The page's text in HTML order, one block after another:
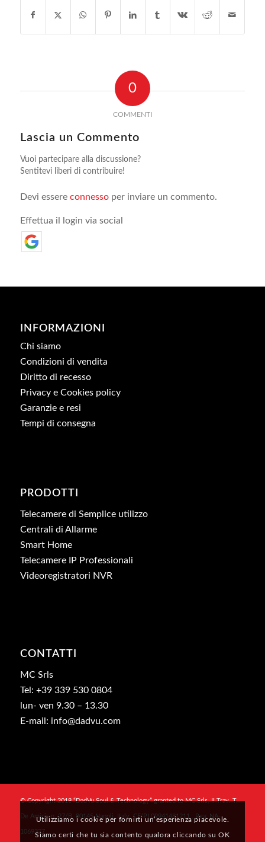
0
COMMENTI
Lascia un Commento
Vuoi partecipare alla discussione?
Sentitevi liberi di contribuire!
Devi essere connessoper inviare un commento.
Effettua il login via social
INFORMAZIONI
Chi siamo
Condizioni di vendita
Diritto di recesso
Privacy e Cookies policy
Garanzie e resi
Tempi di consegna
PRODOTTI
Telecamere di Semplice utilizzo
Centrali di Allarme
Smart Home
Telecamere IP Professionali
Videoregistratori NVR
CONTATTI
MC Srls
Tel: +39 339 530 0804
lun- ven 9.30 – 13.30
E-mail: info@dadvu.com
© Copyright 2018 “DadVu Soul & Technology” granted to MC Srls, II Trav. T.
De Amicis n. 27/B, 80145 Napoli, Italy, CF/PI 09941481211 , Rea: NA-
1069327
Utilizziamo i cookie per fornirti un’esperienza piacevole.
Siamo certi che tu sia contento qualora cliccando su OK